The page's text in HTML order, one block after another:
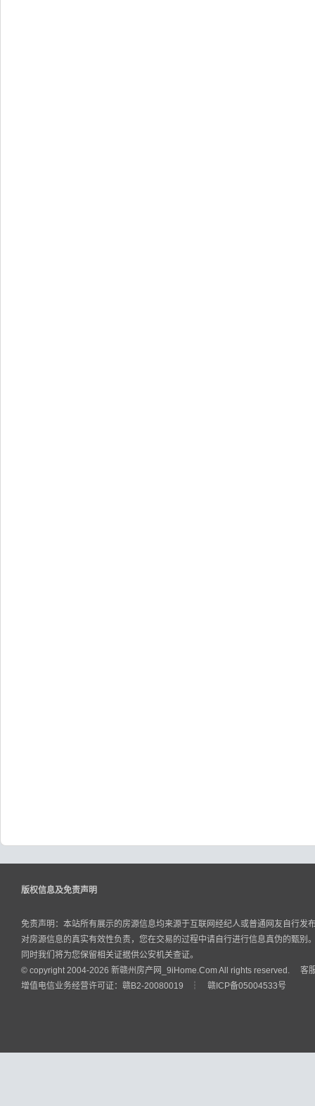
版权信息及免责声明
免责声明：本站所有展示的房源信息均来源于互联网经纪人或普通网友自行
对房源信息的真实有效性负责，您在交易的过程中请自行进行信息真伪的甄
同时我们将为您保留相关证据供公安机关查证。
© copyright 2004-2026 新赣州房产网_9iHome.Com All rights reserved. 客
增值电信业务经营许可证： 赣B2-20080019 ┆ 赣ICP备05004533号